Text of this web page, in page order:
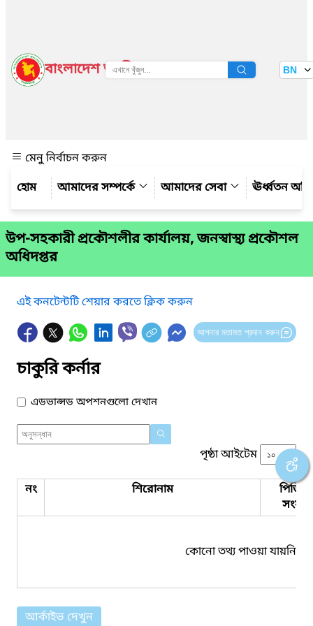
বাংলাদেশ জাতীয় তথ্য বাতায়ন BN
মেনু নির্বাচন করুন
আমাদের সম্পর্কে
আমাদের সেবা ঊর্ধ্বতন
উপ-সহকারী প্রকৌশলীর কার্যালয়, জনস্বাস্থ্য প্রকৌশল
অধিদপ্তর
এই কনটেন্টটি শেয়ার করতে ক্লিক করুন
আপনার মতামত প্রদান করুন
চাকুরি কর্নার
এডভান্সড অপশনগুলো দেখান
পৃষ্ঠা আইটেম
নং শিরোনাম
কোনো তথ্য পাওয়া যায়নি।
আর্কাইভ দেখুন